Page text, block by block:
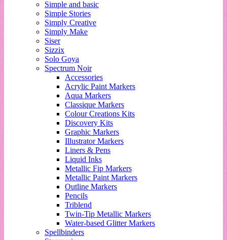
Simple and basic
Simple Stories
Simply Creative
Simply Make
Siser
Sizzix
Solo Goya
Spectrum Noir
Accessories
Acrylic Paint Markers
Aqua Markers
Classique Markers
Colour Creations Kits
Discovery Kits
Graphic Markers
Illustrator Markers
Liners & Pens
Liquid Inks
Metallic Fip Markers
Metallic Paint Markers
Outline Markers
Pencils
Triblend
Twin-Tip Metallic Markers
Water-based Glitter Markers
Spellbinders